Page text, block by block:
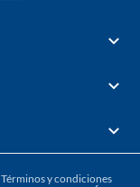
Términos y condiciones